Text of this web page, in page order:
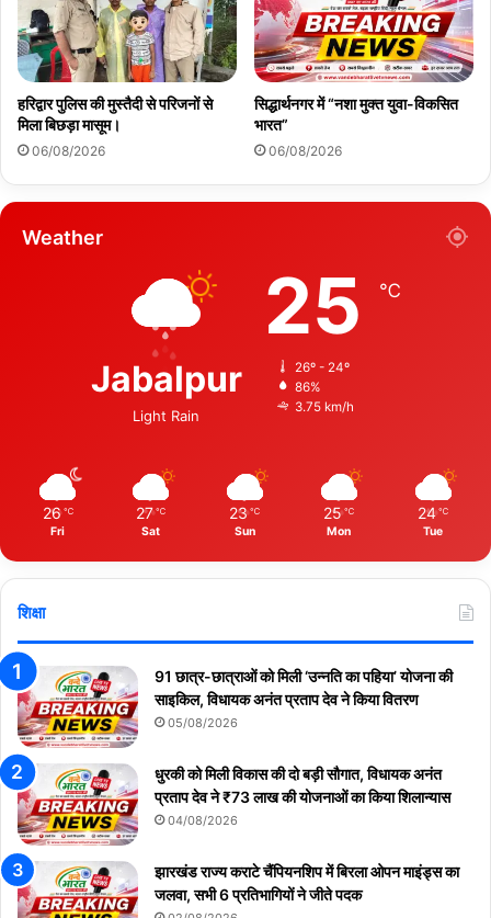
हरिद्वार पुलिस की मुस्तैदी से परिजनों से
मिला बिछड़ा मासूम।
06/08/2026
सिद्धार्थनगर में “नशा मुक्त युवा-विकसित
भारत”
06/08/2026
Weather
Jabalpur
Light Rain
25 ℃
26º - 24º
86%
3.75 km/h
26 ℃
Fri
27 ℃
Sat
23 ℃
Sun
25 ℃
Mon
24 ℃
Tue
शिक्षा
91 छात्र-छात्राओं को मिली ‘उन्नति का पहिया’ योजना की
साइकिल, विधायक अनंत प्रताप देव ने किया वितरण
05/08/2026
धुरकी को मिली विकास की दो बड़ी सौगात, विधायक अनंत
प्रताप देव ने ₹73 लाख की योजनाओं का किया शिलान्यास
04/08/2026
झारखंड राज्य कराटे चैंपियनशिप में बिरला ओपन माइंड्स का
जलवा, सभी 6 प्रतिभागियों ने जीते पदक